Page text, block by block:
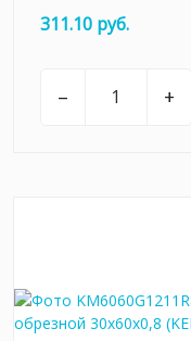
311.10 руб.
– +